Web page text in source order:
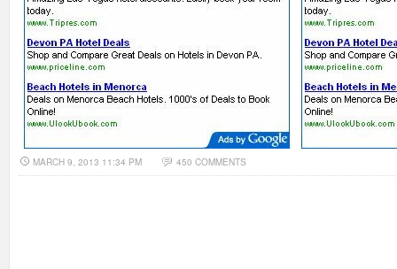
MARCH 9, 2013 11:34 PM 450 COMMENTS